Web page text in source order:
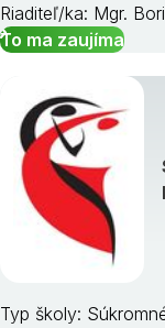
Riaditeľ/ka: Mgr.
To ma zaujíma
Typ školy: